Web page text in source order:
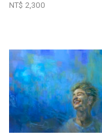
NT$ 2,300